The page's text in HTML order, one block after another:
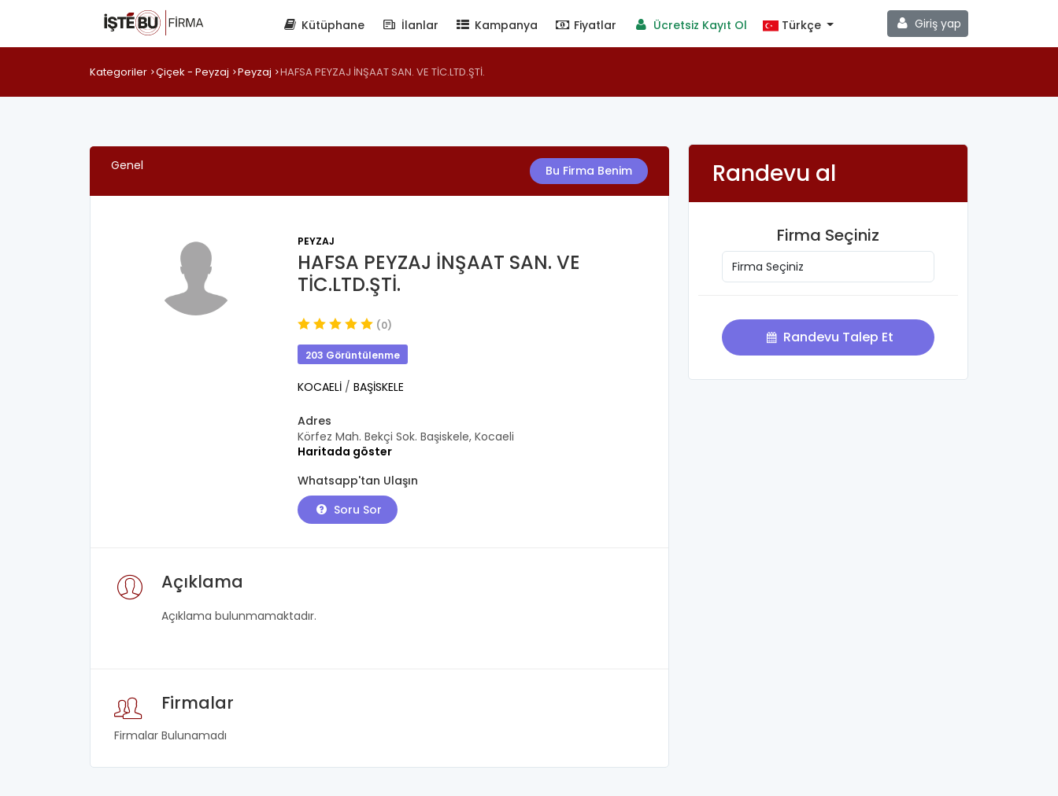
Giriş yap
Kütüphane İlanlar Kampanya Fiyatlar Ücretsiz Kayıt Ol Türkçe
Kategoriler Çiçek - Peyzaj Peyzaj HAFSA PEYZAJ İNŞAAT SAN. VE TİC.LTD.ŞTİ.
Genel Bu Firma Benim
PEYZAJ
HAFSA PEYZAJ İNŞAAT SAN. VE
TİC.LTD.ŞTİ.
(0)
203 Görüntülenme
KOCAELİ / BAŞİSKELE
Adres
Körfez Mah. Bekçi Sok. Başiskele, Kocaeli
Haritada göster
Whatsapp'tan Ulaşın
Soru Sor
Açıklama
Açıklama bulunmamaktadır.
Firmalar
Firmalar Bulunamadı
Randevu al
Firma Seçiniz
Randevu Talep Et